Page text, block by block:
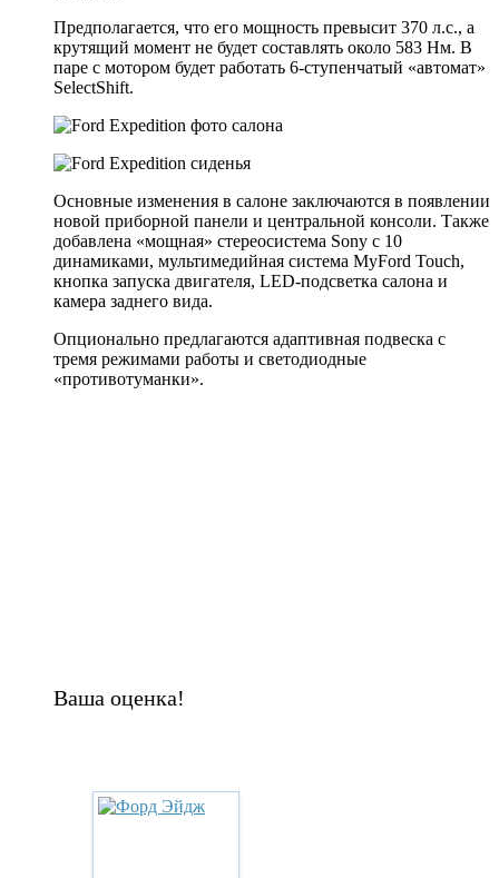
Предполагается, что его мощность превысит 370 л.с., а
крутящий момент не будет составлять около 583 Нм. В
паре с мотором будет работать 6-ступенчатый «автомат»
SelectShift.
Основные изменения в салоне заключаются в появлении
новой приборной панели и центральной консоли. Также
добавлена «мощная» стереосистема Sony с 10
динамиками, мультимедийная система MyFord Touch,
кнопка запуска двигателя, LED-подсветка салона и
камера заднего вида.
Опционально предлагаются адаптивная подвеска с
тремя режимами работы и светодиодные
«противотуманки».
Ваша оценка!